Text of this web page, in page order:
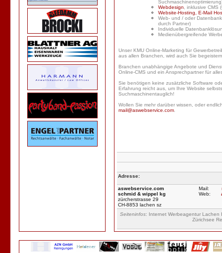
Webdesign , inklusive
Website-Hosting, E-Mail
Web- und / oder
durch Partner)
Individuelle
Medienübergreifende
Unser KMU Online-Marketing für
aus allen Branchen, wird auch Sie
Branchen unabhängige Angebote und
Online-CMS und ein Ansprechpartner für
Sie benötigen keine zusätzliche Software
Erfahrung reicht aus, um Ihre Website
Suchmaschinentauglich!
Wollen Sie mehr darüber wissen, oder
mail@aswebservice.com.
Adresse:
aswebservice.com
schmid & wippel kg
zürcherstrasse 29
CH-8853 lachen sz
Mail:
Web:
Seiteninfos: Internet Werbeagentur Lachen
Zürichsee